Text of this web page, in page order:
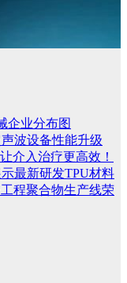
企业分布图
波设备性能升级
介入治疗更高效！
最新研发TPU材料
程聚合物生产线荣